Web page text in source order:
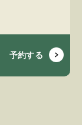
予約する